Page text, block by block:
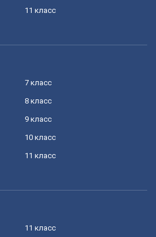
11 класс
7 класс
8 класс
9 класс
10 класс
11 класс
11 класс